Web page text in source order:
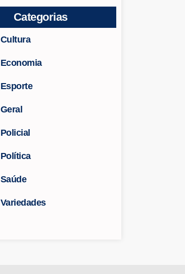
Categorias
Cultura
Economia
Esporte
Geral
Policial
Política
Saúde
Variedades